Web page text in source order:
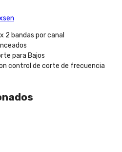
2 bandas por canal
para Bajos
control de corte de frecuencia